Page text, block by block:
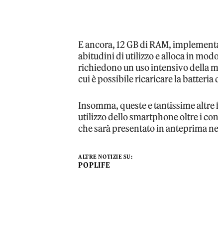
E ancora, 12 GB di RAM,
abitudini di utilizzo e alloca in
richiedono un uso intensivo della
cui è possibile ricaricare la
Insomma, queste e tantissime
utilizzo dello smartphone oltre i
che sarà presentato in anteprima
ALTRE NOTIZIE SU:
POPLIFE